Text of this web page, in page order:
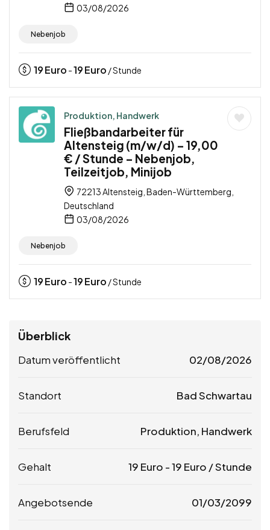
03/08/2026
Nebenjob
19Euro -19Euro / Stunde
Produktion, Handwerk
Fließbandarbeiter für
Altensteig (m/w/d) – 19,00
€ / Stunde – Nebenjob,
Teilzeitjob, Minijob
72213 Altensteig, Baden-Württemberg,
Deutschland
03/08/2026
Nebenjob
19Euro -19Euro / Stunde
Überblick
Datum veröffentlicht 02/08/2026
Standort Bad Schwartau
Berufsfeld Produktion, Handwerk
Gehalt 19 Euro -19 Euro / Stunde
Angebotsende 01/03/2099